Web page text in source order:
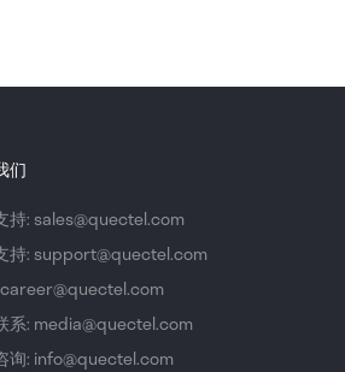
们
持: sales@quectel.com
持: support@quectel.com
系: media@quectel.com
询: info@quectel.com